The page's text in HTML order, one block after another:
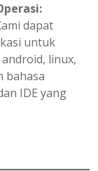
dapat
untuk
linux,
bahasa
IDE yang